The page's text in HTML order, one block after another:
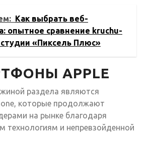
Как выбрать веб-
опытное сравнение kruchu-
«Пиксель Плюс»
APPLE
раздела являются
которые продолжают
на рынке благодаря
технологиям и непревзойденной